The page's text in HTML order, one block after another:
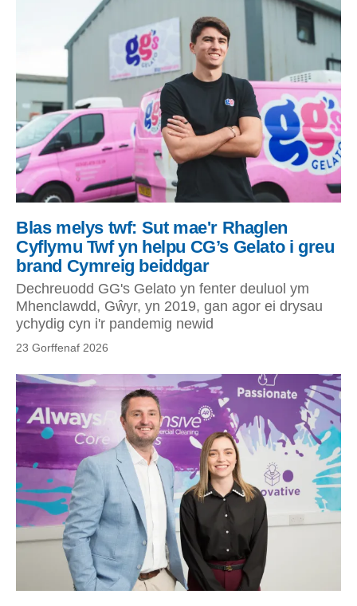
Blas melys twf: Sut mae'r Rhaglen
Cyflymu Twf yn helpu CG’s Gelato i greu
brand Cymreig beiddgar
23 Gorffenaf 2026
Dechreuodd GG's Gelato yn fenter deuluol ym
Mhenclawdd, Gŵyr, yn 2019, gan agor ei drysau
ychydig cyn i'r pandemig newid